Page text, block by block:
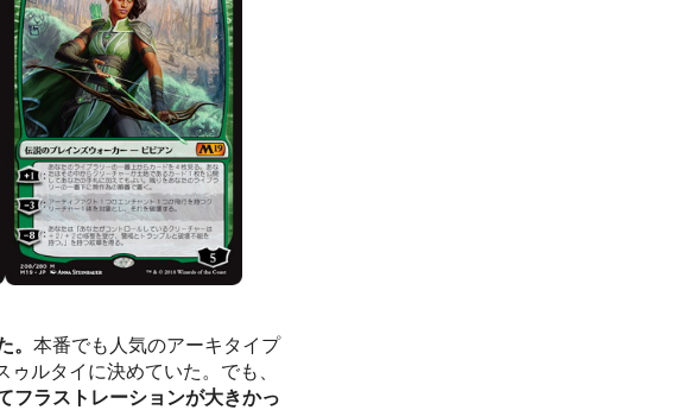
。 本番でも人気のアーキタイプ
ルタイに決めていた。でも、
フラストレーションが大きかっ